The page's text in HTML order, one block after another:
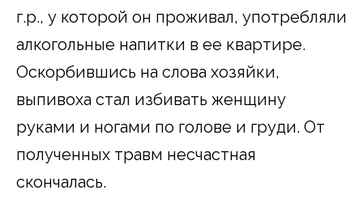
г.р., у которой он проживал, употребляли
алкогольные напитки в ее квартире.
Оскорбившись на слова хозяйки,
выпивоха стал избивать женщину
руками и ногами по голове и груди. От
полученных травм несчастная
скончалась.